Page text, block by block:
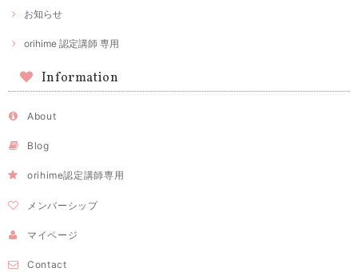
お知らせ
orihime 認定講師 専用
Information
About
Blog
orihime認定講師専用
メンバーシップ
マイページ
Contact